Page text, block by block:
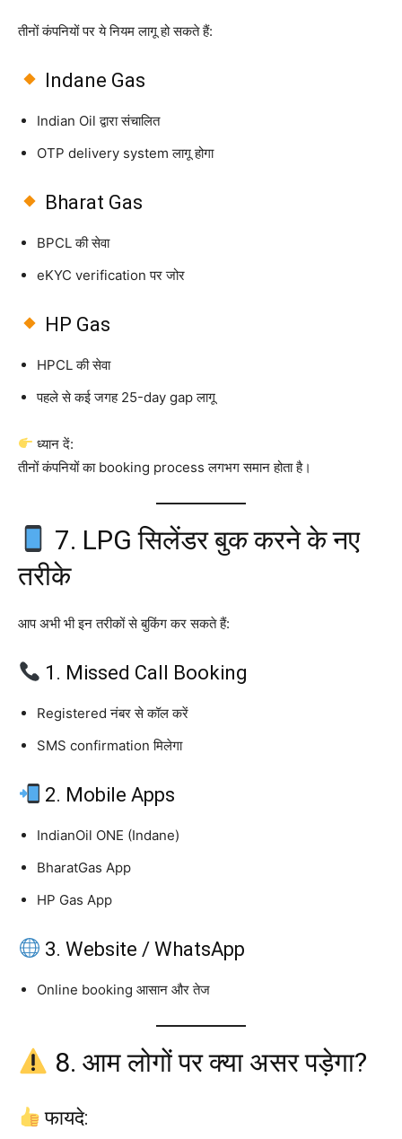
तीनों कंपनियों पर ये नियम लागू हो सकते हैं:
Indane Gas
Indian Oil द्वारा संचालित
OTP delivery system लागू होगा
Bharat Gas
BPCL की सेवा
eKYC verification पर जोर
HP Gas
HPCL की सेवा
पहले से कई जगह 25-day gap लागू
ध्यान दें:
तीनों कंपनियों का booking process लगभग समान होता है।
7. LPG सिलेंडर बुक करने के नए
तरीके
आप अभी भी इन तरीकों से बुकिंग कर सकते हैं:
1. Missed Call Booking
Registered नंबर से कॉल करें
SMS confirmation मिलेगा
2. Mobile Apps
IndianOil ONE (Indane)
BharatGas App
HP Gas App
3. Website / WhatsApp
Online booking आसान और तेज
8. आम लोगों पर क्या असर पड़ेगा?
फायदे: